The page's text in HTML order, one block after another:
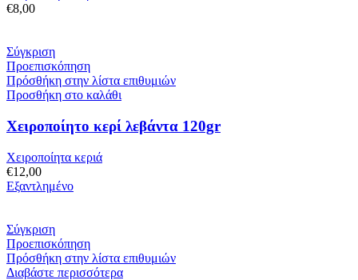
€8,00
Σύγκριση
Προεπισκόπηση
Πρόσθήκη στην λίστα επιθυμιών
Προσθήκη στο καλάθι
Χειροποίητο κερί λεβάντα 120gr
Χειροποίητα κεριά
€12,00
Εξαντλημένο
Σύγκριση
Προεπισκόπηση
Πρόσθήκη στην λίστα επιθυμιών
Διαβάστε περισσότερα